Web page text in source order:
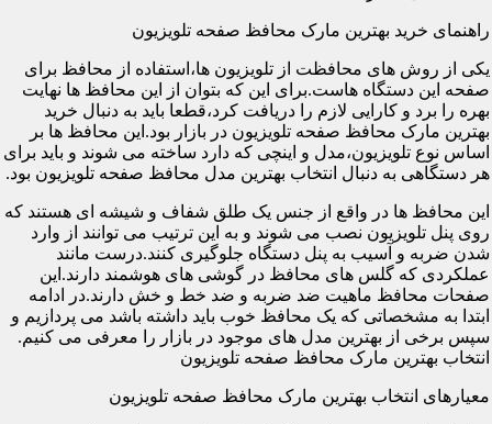
راهنمای خرید بهترین مارک محافظ صفحه تلویزیون
یکی از روش های محافظت از تلویزیون ها،استفاده از محافظ برای
صفحه این دستگاه هاست.برای این که بتوان از این محافظ ها نهایت
بهره را برد و کارایی لازم را دریافت کرد،قطعا باید به دنبال خرید
بهترین مارک محافظ صفحه تلویزیون در بازار بود.این محافظ ها بر
اساس نوع تلویزیون،مدل و اینچی که دارد ساخته می شوند و باید برای
هر دستگاهی به دنبال انتخاب بهترین مدل محافظ صفحه تلویزیون بود.
این محافظ ها در واقع از جنس یک طلق شفاف و شیشه ای هستند که
روی پنل تلویزیون نصب می شوند و به این ترتیب می توانند از وارد
شدن ضربه و آسیب به پنل دستگاه جلوگیری کنند.درست مانند
عملکردی که گلس های محافظ در گوشی های هوشمند دارند.این
صفحات محافظ ماهیت ضد ضربه و ضد خط و خش دارند.در ادامه
ابتدا به مشخصاتی که یک محافظ خوب باید داشته باشد می پردازیم و
سپس برخی از بهترین مدل های موجود در بازار را معرفی می کنیم.
انتخاب بهترین مارک محافظ صفحه تلویزیون
معیارهای انتخاب بهترین مارک محافظ صفحه تلویزیون